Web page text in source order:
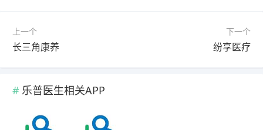
上一个
长三角康养
下一个
纷享医疗
乐普医生相关APP